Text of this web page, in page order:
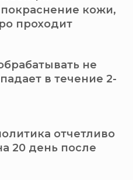
кожи,
проходит
не
в течение 2-
отчетливо
20 день после